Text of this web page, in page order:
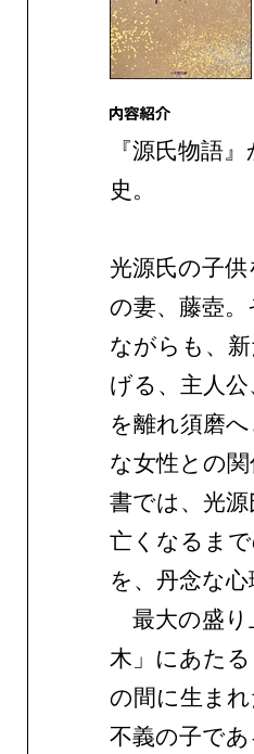
『源氏物語
史。
光源氏の子
の妻、藤壺
ながらも、
げる、主人
を離れ須磨
な女性との
書では、光
亡くなるま
を、丹念な
最大の盛り
木」にあた
の間に生ま
不義の子で